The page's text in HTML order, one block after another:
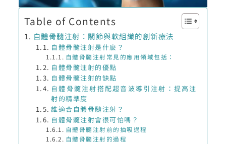
Table of Contents
自體骨髓注射：關節與軟組織的創新療法
自體骨髓注射是什麼？
自體骨髓注射常見的應用領域包括：
自體骨髓注射的優點
自體骨髓注射的缺點
自體骨髓注射搭配超音波導引注射：提高注
射的精準度
誰適合自體骨髓注射？
自體骨髓注射會很可怕嗎？
自體骨髓注射前的抽吸過程
自體骨髓注射的過程